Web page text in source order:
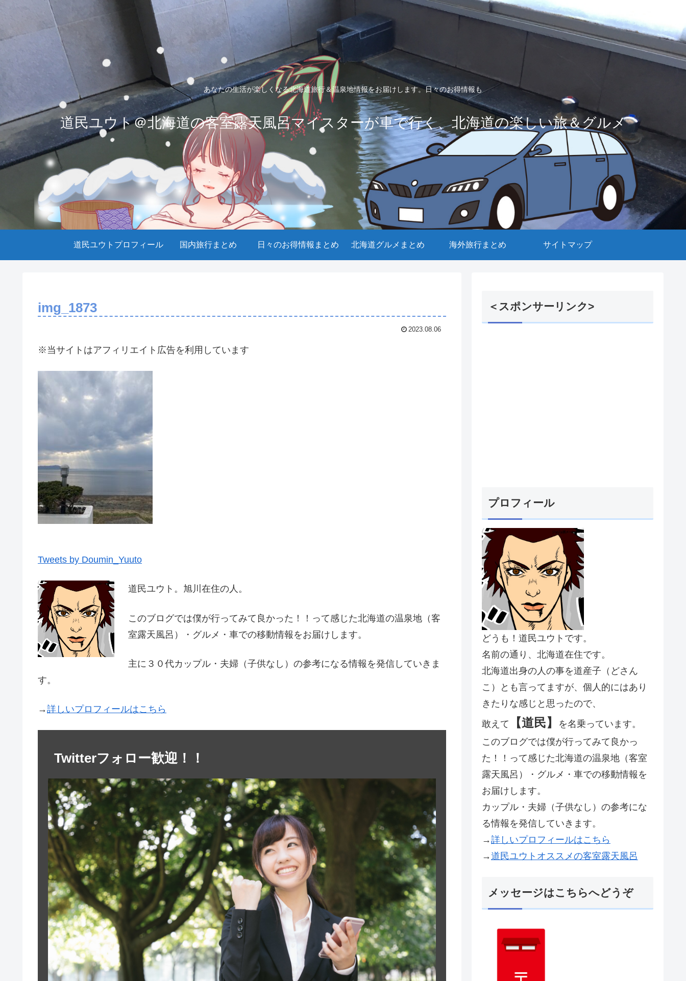
あなたの生活が楽しくなる北海道旅行＆温泉地情報をお届けします。日々のお得情報も
道民ユウト＠北海道の客室露天風呂マイスターが車で行く、北海道の楽しい旅＆グルメ
道民ユウトプロフィール 国内旅行まとめ 日々のお得情報まとめ 北海道グルメまとめ 海外旅行まとめ サイトマップ
img_1873
2023.08.06
※当サイトはアフィリエイト広告を利用しています
Tweets by Doumin_Yuuto
道民ユウト。旭川在住の人。
このブログでは僕が行ってみて良かった！！って感じた北海道の温泉地（客
室露天風呂）・グルメ・車での移動情報をお届けします。
主に３０代カップル・夫婦（子供なし）の参考になる情報を発信していきま
す。
→詳しいプロフィールはこちら
Twitterフォロー歓迎！！
＜スポンサーリンク>
プロフィール
どうも！道民ユウトです。
名前の通り、北海道在住です。
北海道出身の人の事を道産子（どさん
こ）とも言ってますが、個人的にはあり
きたりな感じと思ったので、
敢えて
【道民】
を名乗っています。
このブログでは僕が行ってみて良かっ
た！！って感じた北海道の温泉地（客室
露天風呂）・グルメ・車での移動情報を
お届けします。
カップル・夫婦（子供なし）の参考にな
る情報を発信していきます。
→詳しいプロフィールはこちら
→道民ユウトオススメの客室露天風呂
メッセージはこちらへどうぞ